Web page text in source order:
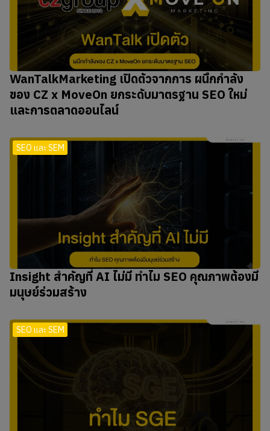
WanTalkMarketing เปิดตัวจากการ ผนึกกำลัง
ของ CZ x MoveOn ยกระดับมาตรฐาน SEO ใหม่
และการตลาดออนไลน์
SEO และ SEM
Insight สำคัญที่ AI ไม่มี ทำไม SEO คุณภาพต้องมี
มนุษย์ร่วมสร้าง
SEO และ SEM